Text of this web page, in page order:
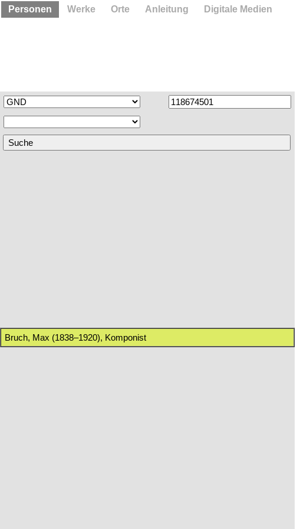
Bruch, Max (1838–1920), Komponist
Personen Werke Orte Anleitung Digitale Medien